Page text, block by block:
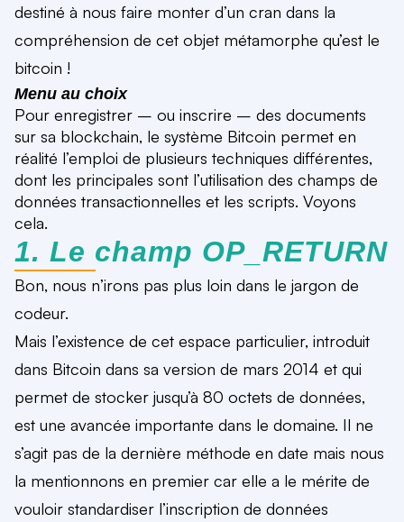
destiné à nous faire monter d’un cran dans la
compréhension de cet objet métamorphe qu’est le
bitcoin !
Menu au choix
Pour enregistrer – ou inscrire – des documents
sur sa blockchain, le système Bitcoin permet en
réalité l’emploi de plusieurs techniques différentes,
dont les principales sont l’utilisation des champs de
données transactionnelles et les scripts. Voyons
cela.
1. Le champ OP_RETURN
Bon, nous n’irons pas plus loin dans le jargon de
codeur.
Mais l’existence de cet espace particulier, introduit
dans Bitcoin dans sa version de mars 2014 et qui
permet de stocker jusqu’à 80 octets de données,
est une avancée importante dans le domaine. Il ne
s’agit pas de la dernière méthode en date mais nous
la mentionnons en premier car elle a le mérite de
vouloir standardiser l’inscription de données